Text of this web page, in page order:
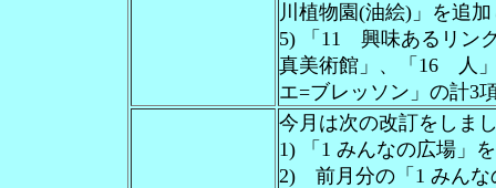
川植物園(油絵)」を追
5) 「11 興味あるリン
真美術館」、「16 人
エ=ブレッソン」の計3
今月は次の改訂をしま
1) 「1 みんなの広場」
2) 前月分の「1 みんな